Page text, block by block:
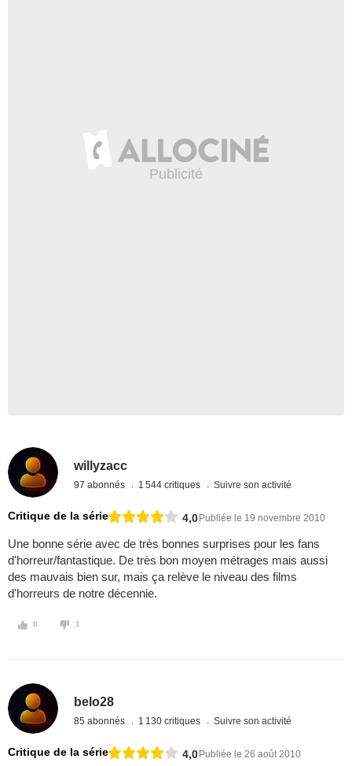
willyzacc
97 abonnés 1 544 critiques Suivre son activité
Critique de la série 4,0Publiée le 19 novembre 2010
Une bonne série avec de très bonnes surprises pour les fans
d'horreur/fantastique. De très bon moyen métrages mais aussi
des mauvais bien sur, mais ça relève le niveau des films
d'horreurs de notre décennie.
0 1
belo28
85 abonnés 1 130 critiques Suivre son activité
Critique de la série 4,0Publiée le 26 août 2010